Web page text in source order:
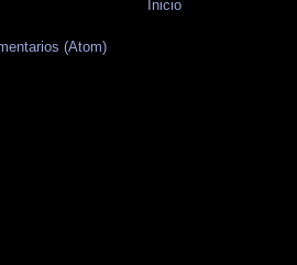
Inicio
(Atom)